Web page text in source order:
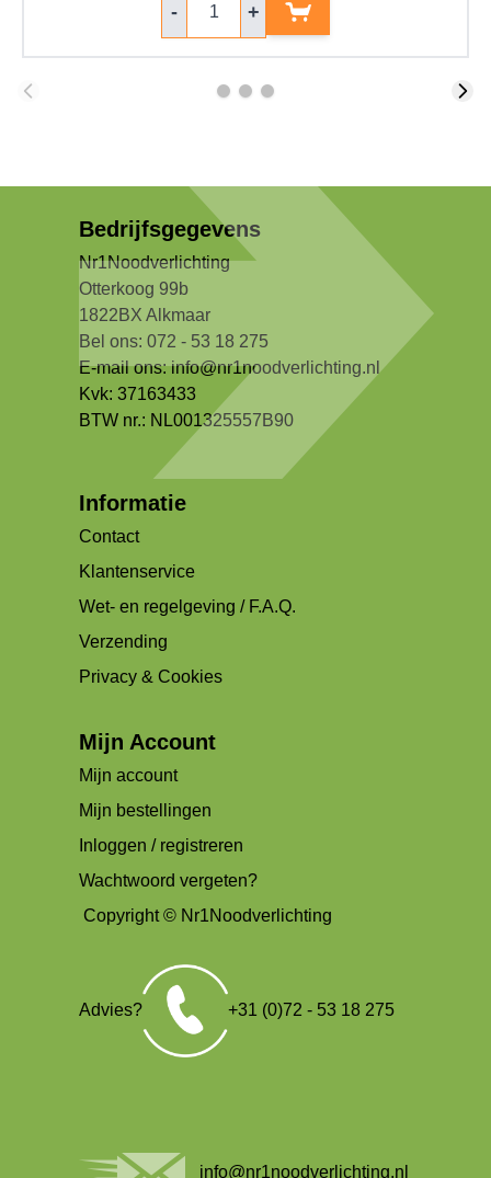
- +
Bedrijfsgegevens
Nr1Noodverlichting
Otterkoog 99b
1822BX Alkmaar
Bel ons: 072 - 53 18 275
E-mail ons:info@nr1noodverlichting.nl
Kvk: 37163433
BTW nr.: NL001325557B90
Informatie
Contact
Klantenservice
Wet- en regelgeving / F.A.Q.
Verzending
Privacy & Cookies
Mijn Account
Mijn account
Mijn bestellingen
Inloggen / registreren
Wachtwoord vergeten?
Copyright © Nr1Noodverlichting
Advies? +31 (0)72 - 53 18 275
info@nr1noodverlichting.nl